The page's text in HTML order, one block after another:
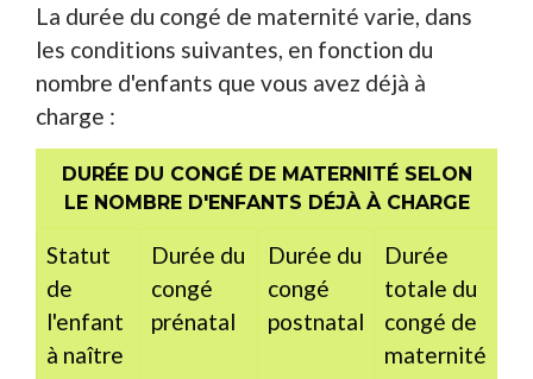
La durée du congé de maternité varie, dans
les conditions suivantes, en fonction du
nombre d'enfants que vous avez déjà à
charge :
DURÉE DU CONGÉ DE MATERNITÉ SELON
LE NOMBRE D'ENFANTS DÉJÀ À CHARGE
Statut
de
l'enfant
à naître
Durée du
congé
prénatal
Durée du
congé
postnatal
Durée
totale du
congé de
maternité